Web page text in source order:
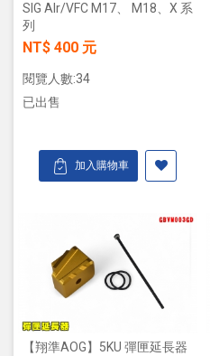
SIG Alr/VFC M17、 M18、X 系
列
NT$ 400 元
閱覽人數:34
已出售
加入購物車
【翔準AOG】5KU 彈匣延長器